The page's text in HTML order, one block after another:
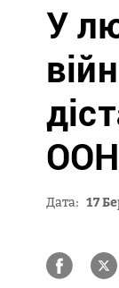
У
ООН
Дата: 17